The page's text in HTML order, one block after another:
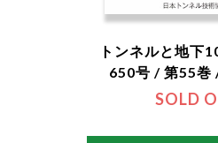
SOLD
トンネルと地下
650号 / 第55巻